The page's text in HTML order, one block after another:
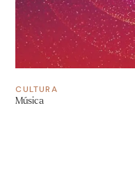
CULTURA
Música